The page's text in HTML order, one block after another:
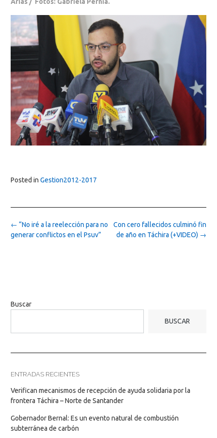
Arias / Fotos: Gabriela Pernía.
Posted in Gestion2012-2017
Post
navigation
Con cero fallecidos culminó fin
de año en Táchira (+VIDEO) →
← “No iré a la reelección para no
generar conflictos en el Psuv”
Buscar
BUSCAR
ENTRADAS RECIENTES
Verifican mecanismos de recepción de ayuda solidaria por la
frontera Táchira – Norte de Santander
Gobernador Bernal: Es un evento natural de combustión
subterránea de carbón